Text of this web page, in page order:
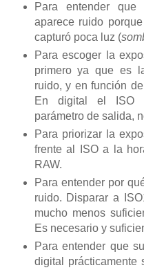
Para entender
aparece ruido
capturó poca luz (
Para escoger la
primero ya que es
ruido, y en función
En digital el ISO
parámetro de salida,
Para priorizar la
frente al ISO a la
RAW.
Para entender por
ruido. Disparar a
mucho menos
Es necesario y
Para entender que
digital prácticamente